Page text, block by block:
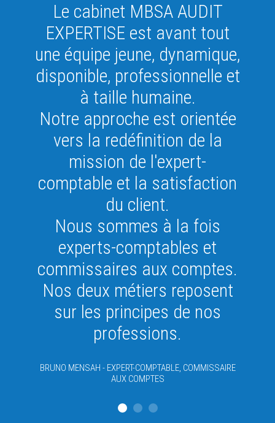
Le cabinet MBSA AUDIT
EXPERTISE est avant tout
une équipe jeune, dynamique,
disponible, professionnelle et
à taille humaine.
Notre approche est orientée
vers la redéfinition de la
mission de l'expert-
comptable et la satisfaction
du client.
Nous sommes à la fois
experts-comptables et
commissaires aux comptes.
Nos deux métiers reposent
sur les principes de nos
professions.
BRUNO MENSAH - EXPERT-COMPTABLE, COMMISSAIRE
AUX COMPTES